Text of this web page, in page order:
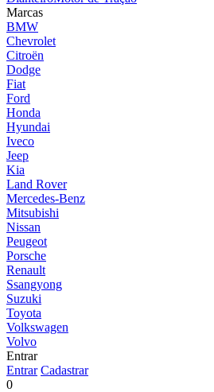
Marcas
BMW
Chevrolet
Citroën
Dodge
Fiat
Ford
Honda
Hyundai
Iveco
Jeep
Kia
Land Rover
Mercedes-Benz
Mitsubishi
Nissan
Peugeot
Porsche
Renault
Ssangyong
Suzuki
Toyota
Volkswagen
Volvo
Entrar
Entrar Cadastrar
0